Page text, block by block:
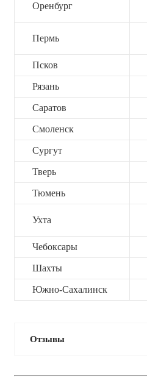
Оренбург
Пермь
Псков
Рязань
Саратов
Смоленск
Сургут
Тверь
Тюмень
Ухта
Чебоксары
Шахты
Южно-Сахалинск
Отзывы